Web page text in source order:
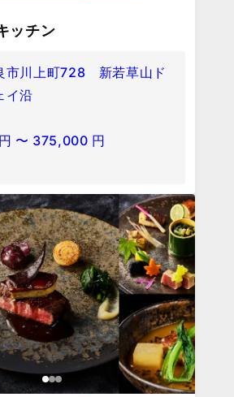
ッチン
市川上町728 新若草山ド
イ沿
円 〜 375,000 円